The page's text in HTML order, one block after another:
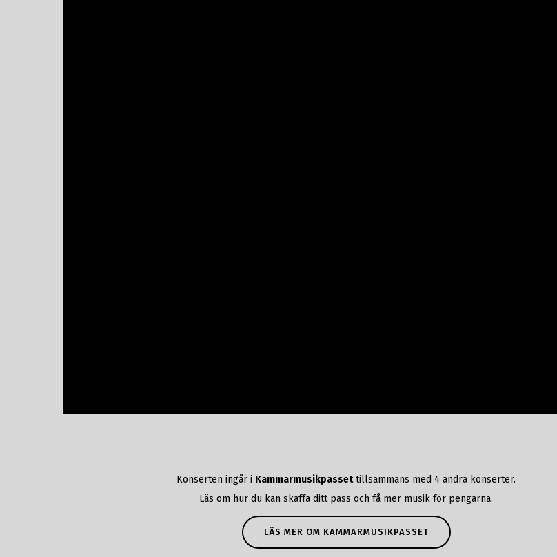
Konserten ingår i Kammarmusikpassettillsammans med 4 andra konserter.
Läs om hur du kan skaffa ditt pass och få mer musik för pengarna.
LÄS MER OM KAMMARMUSIKPASSET